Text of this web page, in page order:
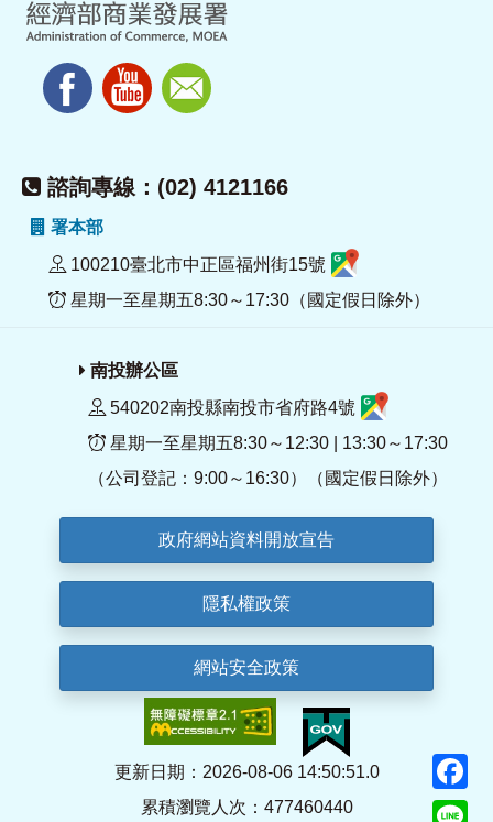
諮詢專線：(02) 4121166
署本部
100210臺北市中正區福州街15號
星期一至星期五8:30～17:30（國定假日除外）
南投辦公區
540202南投縣南投市省府路4號
星期一至星期五8:30～12:30 | 13:30～17:30
（公司登記：9:00～16:30）（國定假日除外）
政府網站資料開放宣告
隱私權政策
網站安全政策
更新日期：2026-08-06 14:50:51.0
累積瀏覽人次：477460440